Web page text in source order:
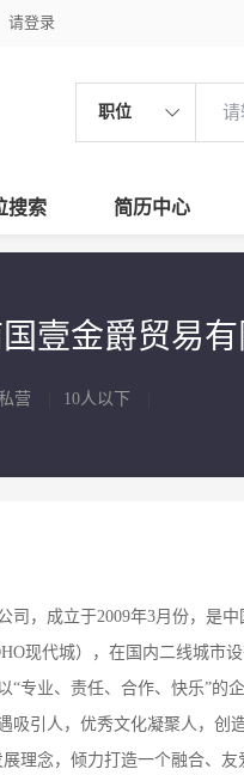
请登录
职位
搜索 简历中心
壹金爵贸易有
营 10人以下
司，成立于2009年3月份，是
现代城），在国内二线城市
“专业、责任、合作、快乐”的
吸引人，优秀文化凝聚人，创
理念，倾力打造一个融合、